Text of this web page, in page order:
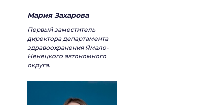
Мария Захарова
Первый заместитель
директора департамента
здравоохранения Ямало-
Ненецкого автономного
округа.